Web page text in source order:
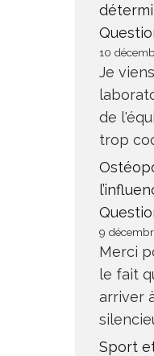
10
Je
de
trop
9
Merci
le fait
arriver
Sport